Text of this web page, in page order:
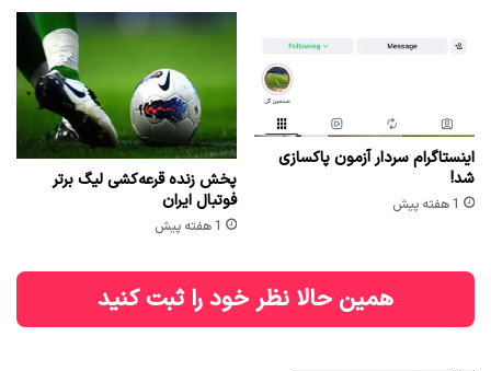
اینستاگرام سردار آزمون پاکسازی
شد!
1 هفته پیش
پخش زنده قرعه‌کشی لیگ برتر
فوتبال ایران
1 هفته پیش
همین حالا نظر خود را ثبت کنید